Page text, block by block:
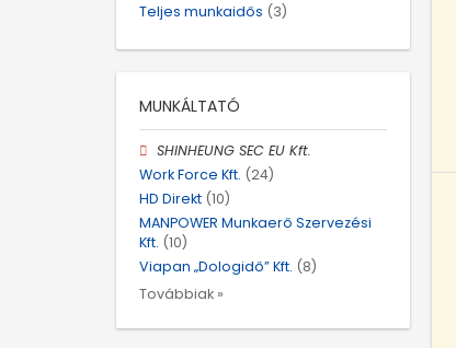
Teljes munkaidős (3)
MUNKÁLTATÓ
SHINHEUNG SEC EU Kft.
Work Force Kft. (24)
HD Direkt (10)
MANPOWER Munkaerő Szervezési
Kft. (10)
Viapan „Dologidő” Kft. (8)
Továbbiak »